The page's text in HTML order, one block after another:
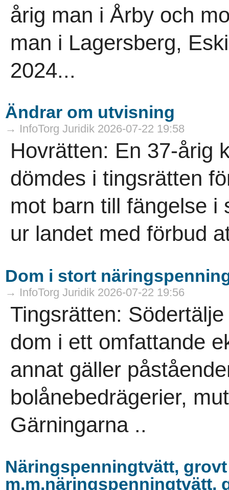
årig man i Årby och
man i Lagersberg,
2024...
Ändrar om utvisning
→ InfoTorg Juridik 2026-07-22 19:58
Hovrätten: En 37-årig
dömdes i tingsrätten
mot barn till fängelse i
ur landet med förbud
Dom i stort
→ InfoTorg Juridik 2026-07-22 19:56
Tingsrätten:
dom i ett omfattande
annat gäller
bolånebedrägerier,
Gärningarna ..
Näringspenningtvätt,
m.m.näringspenningtvätt,